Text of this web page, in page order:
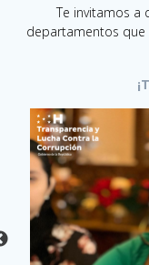
Te invitamos a
departamentos